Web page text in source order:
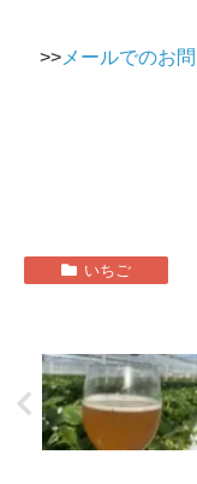
>>メールでのお
いちご